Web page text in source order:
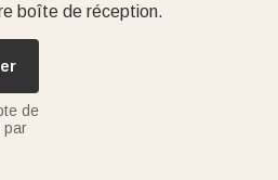
boîte de réception.
de
par